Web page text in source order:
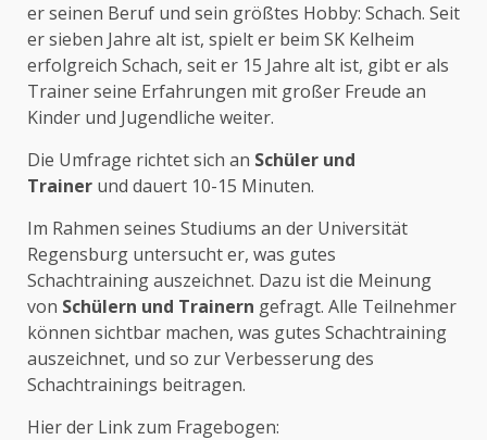
er seinen Beruf und sein größtes Hobby: Schach. Seit
er sieben Jahre alt ist, spielt er beim SK Kelheim
erfolgreich Schach, seit er 15 Jahre alt ist, gibt er als
Trainer seine Erfahrungen mit großer Freude an
Kinder und Jugendliche weiter.
Die Umfrage richtet sich an Schüler und
Trainer und dauert 10-15 Minuten.
Im Rahmen seines Studiums an der Universität
Regensburg untersucht er, was gutes
Schachtraining auszeichnet. Dazu ist die Meinung
von Schülern und Trainern gefragt. Alle Teilnehmer
können sichtbar machen, was gutes Schachtraining
auszeichnet, und so zur Verbesserung des
Schachtrainings beitragen.
Hier der Link zum Fragebogen: